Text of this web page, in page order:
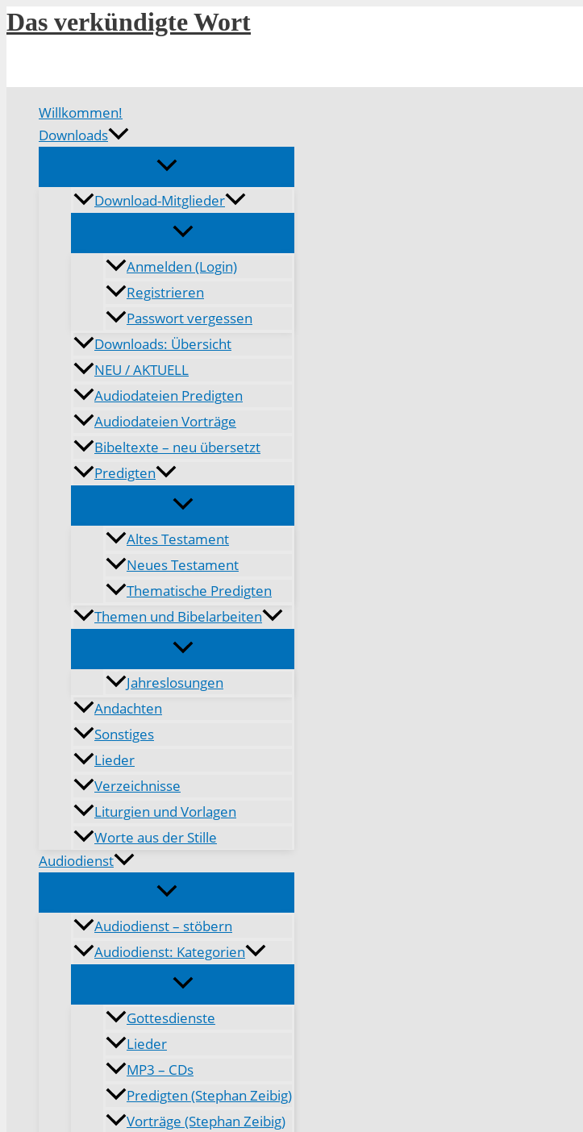
Zum
Inhalt
Das verkündigte Wort
Willkommen!
Downloads
Download-Mitglieder
Anmelden (Login)
Registrieren
Passwort vergessen
Downloads: Übersicht
NEU / AKTUELL
Audiodateien Predigten
Audiodateien Vorträge
Bibeltexte – neu übersetzt
Predigten
Altes Testament
Neues Testament
Thematische Predigten
Themen und Bibelarbeiten
Jahreslosungen
Andachten
Sonstiges
Lieder
Verzeichnisse
Liturgien und Vorlagen
Worte aus der Stille
Audiodienst
Audiodienst – stöbern
Audiodienst: Kategorien
Gottesdienste
Lieder
MP3 – CDs
Predigten (Stephan Zeibig)
Vorträge (Stephan Zeibig)